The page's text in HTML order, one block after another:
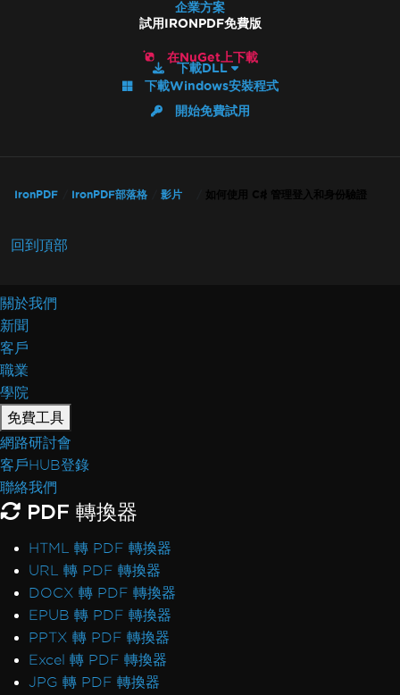
企業方案
試用IRONPDF免費版
在NuGet上下載
下載DLL
下載Windows安裝程式
開始免費試用
IronPDF IronPDF部落格 影片 如何使用 C# 管理登入和身份驗證
回到頂部
關於我們
新聞
客戶
職業
學院
免費工具
網路研討會
客戶HUB登錄
聯絡我們
PDF 轉換器
HTML 轉 PDF 轉換器
URL 轉 PDF 轉換器
DOCX 轉 PDF 轉換器
EPUB 轉 PDF 轉換器
PPTX 轉 PDF 轉換器
Excel 轉 PDF 轉換器
JPG 轉 PDF 轉換器